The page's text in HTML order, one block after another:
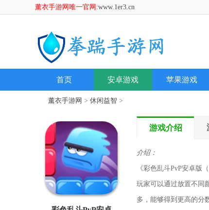
薰衣手游网唯一官网:www.1er3.cn
首页 安卓游戏 苹果游戏
薰衣手游网 > 休闲益智 >
游戏介绍
介绍：
《彩色乱斗PvP安卓版
玩家可以通过放置不同
多，能够得到更高的分